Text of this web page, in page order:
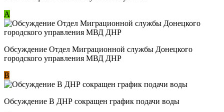
А
Обсуждение Отдел Миграционной службы Донецкого
городского управления МВД ДНР
В
Обсуждение В ДНР сокращен график подачи воды